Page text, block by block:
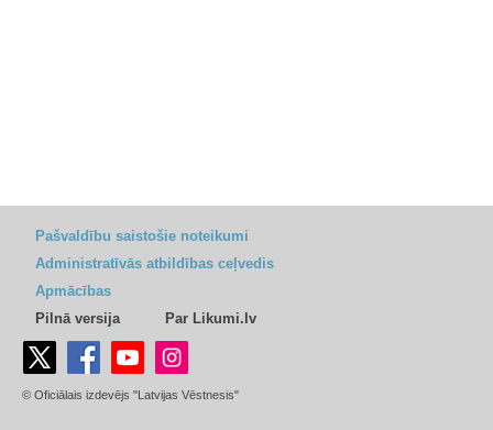
Pašvaldību saistošie noteikumi
Administratīvās atbildības ceļvedis
Apmācības
Pilnā versija
Par Likumi.lv
© Oficiālais izdevējs "Latvijas Vēstnesis"